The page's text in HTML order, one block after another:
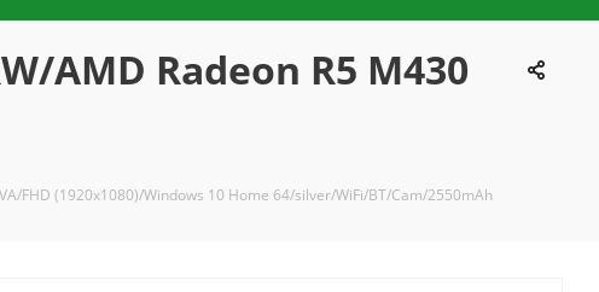
AMD Radeon R5 M430
FHD (1920x1080)/Windows 10 Home 64/silver/WiFi/BT/Cam/2550mAh